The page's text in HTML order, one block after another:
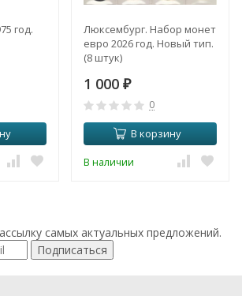
год.
Люксембург. Набор монет
евро 2026 год. Новый тип.
(8 штук)
1 000 ₽
0
В корзину
В наличии
самых актуальных предложений.
Подписаться